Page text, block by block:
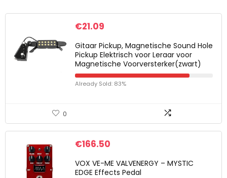
€21.09
Gitaar Pickup, Magnetische Sound Hole
Pickup Elektrisch voor Leraar voor
Magnetische Voorversterker(zwart)
Already Sold: 83%
0
€166.50
VOX VE-ME VALVENERGY – MYSTIC
EDGE Effects Pedal